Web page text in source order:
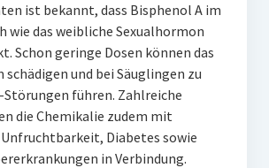
ist bekannt, dass Bisphenol A im
wie das weibliche Sexualhormon
Schon geringe Dosen können das
schädigen und bei Säuglingen zu
führen. Zahlreiche
die Chemikalie zudem mit
Diabetes sowie
in Verbindung.